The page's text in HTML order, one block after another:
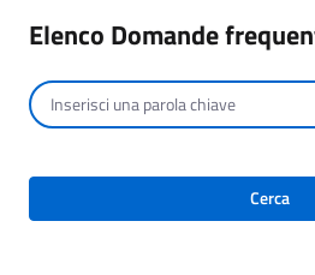
Elenco Domande
Cerca per testo
Cerca